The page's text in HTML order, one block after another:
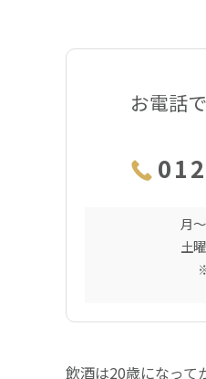
お電話
月
土
飲酒は20歳になって